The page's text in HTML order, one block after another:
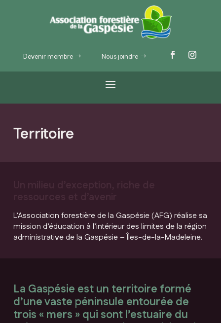
Devenir membre Nous joindre
Territoire
L’Association forestière de la Gaspésie (AFG) réalise sa
mission d’éducation à l’intérieur des limites de la région
administrative de la Gaspésie – Îles-de-la-Madeleine.
La Gaspésie est un territoire formé
d’une vaste péninsule entourée de
trois « mers » qui sont l’estuaire du